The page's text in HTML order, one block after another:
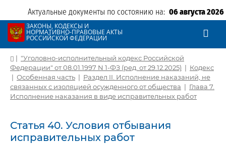
Актуальные документы по состоянию на: 06 августа 2026
ЗАКОНЫ, КОДЕКСЫ И
НОРМАТИВНО-ПРАВОВЫЕ АКТЫ
РОССИЙСКОЙ ФЕДЕРАЦИИ
| "Уголовно-исполнительный кодекс Российской
Федерации" от 08.01.1997 N 1-ФЗ (ред. от 29.12.2025) | Кодекс
| Особенная часть | Раздел II. Исполнение наказаний, не
связанных с изоляцией осужденного от общества | Глава 7.
Исполнение наказания в виде исправительных работ
Статья 40. Условия отбывания
исправительных работ